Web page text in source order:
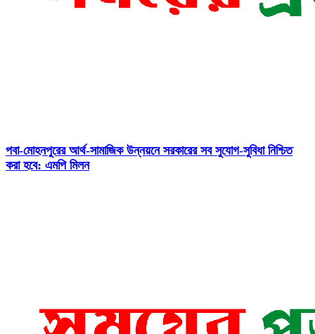
পবা-মোহনপুরের আর্থ-সামাজিক উন্নয়নে সরকারের সব সুযোগ-সুবিধা নিশ্চিত
করা হবে: এমপি মিলন